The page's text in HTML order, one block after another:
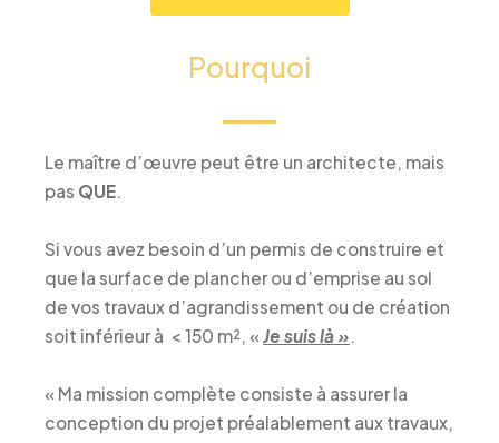
Pourquoi
Le maître d’œuvre peut être un architecte, mais
pas QUE.
Si vous avez besoin d’un permis de construire et
que la surface de plancher ou d’emprise au sol
de vos travaux d’agrandissement ou de création
soit inférieur à < 150 m², «Je suis là ».
« Ma mission complète consiste à assurer la
conception du projet préalablement aux travaux,